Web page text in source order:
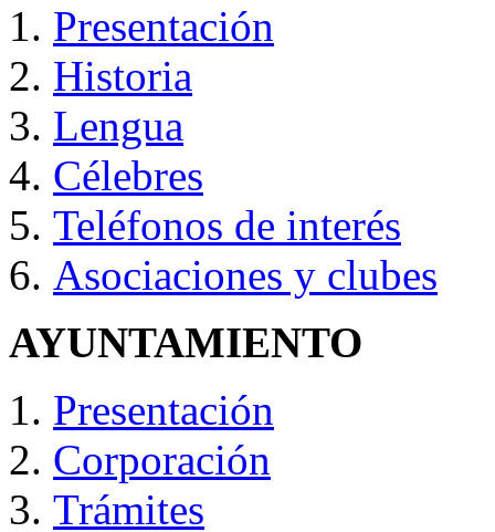
Presentación
Historia
Lengua
Célebres
Teléfonos de interés
Asociaciones y clubes
AYUNTAMIENTO
Presentación
Corporación
Trámites